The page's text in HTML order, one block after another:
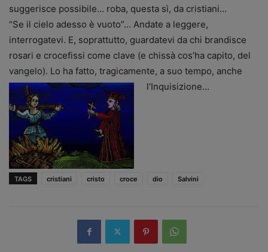
suggerisce possibile… roba, questa sì, da cristiani…
“Se il cielo adesso è vuoto”… Andate a leggere,
interrogatevi. E, soprattutto, guardatevi da chi brandisce
rosari e crocefissi come clave (e chissà cos’ha capito, del
vangelo). Lo ha fatto, tragicamente, a suo tempo, anche
l’Inquisizione…
TAGS cristiani cristo croce dio Salvini